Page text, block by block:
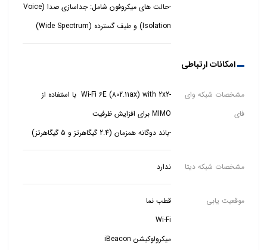
-حالت های میکروفون شامل: جداسازی صدا (Voice
Isolation) و طیف گسترده (Wide Spectrum)
امکانات ارتباطی
مشخصات شبکه وای
فای
-Wi‑Fi 6E (802.11ax) with 2x2 با استفاده از
MIMO برای افزایش ظرفیت
-باند دوگانه همزمان (2.4 گیگاهرتز و 5 گیگاهرتز)
مشخصات شبکه دیتا ندارد
موقعیت یابی
قطب نما
Wi-Fi
میکرولوکیشن iBeacon